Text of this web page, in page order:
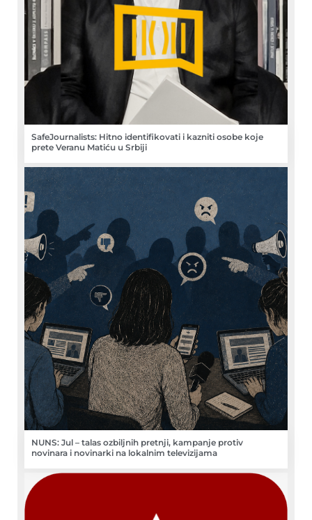
SafeJournalists: Hitno identifikovati i kazniti osobe koje
prete Veranu Matiću u Srbiji
NUNS: Jul – talas ozbiljnih pretnji, kampanje protiv
novinara i novinarki na lokalnim televizijama